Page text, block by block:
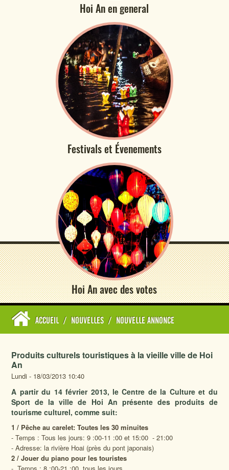
Hoi An en general
Festivals et Évenements
Hoi An avec des votes
ACCUEIL / NOUVELLES / NOUVELLE ANNONCE
Produits culturels touristiques à la vieille ville de Hoi
An
Lundi - 18/03/2013 10:40
A partir du 14 février 2013, le Centre de la Culture et du
Sport de la ville de Hoi An présente des produits de
tourisme culturel, comme suit:
1 / Pêche au carelet: Toutes les 30 minuites
- Temps : Tous les jours: 9 :00-11 :00 et 15:00 - 21:00
- Adresse: la rivière Hoai (près du pont japonais)
2 / Jouer du piano pour les touristes